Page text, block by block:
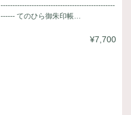
------------------------------------------------
------ てのひら御朱印帳…
¥7,700